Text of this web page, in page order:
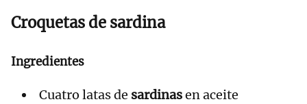
Croquetas de sardina
Ingredientes
Cuatro latas de sardinasen aceite